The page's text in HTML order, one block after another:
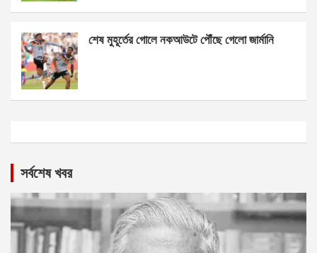
শেষ মুহূর্তের গোলে নকআউটে পৌঁছে গেলো জার্মানি
সর্বশেষ খবর